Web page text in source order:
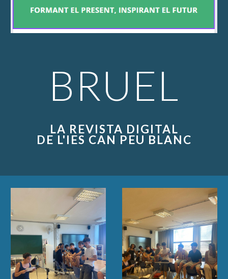
BRUEL
LA REVISTA DIGITAL
DE L'IES CAN PEU BLANC